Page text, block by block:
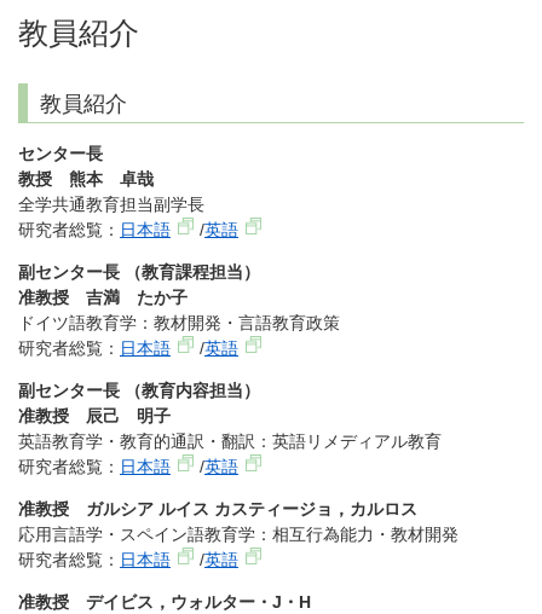
教員紹介
教員紹介
センター長
教授 熊本 卓哉
全学共通教育担当副学長
研究者総覧： 日本語 /英語
副センター長 （教育課程担当）
准教授 吉満 たか子
ドイツ語教育学：教材開発・言語教育政策
研究者総覧： 日本語 /英語
副センター長 （教育内容担当）
准教授 辰己 明子
英語教育学・教育的通訳・翻訳：英語リメディアル教育
研究者総覧： 日本語 /英語
准教授 ガルシア ルイス カスティージョ，カルロス
応用言語学・スペイン語教育学：相互行為能力・教材開発
研究者総覧： 日本語 /英語
准教授 デイビス，ウォルター・J・H